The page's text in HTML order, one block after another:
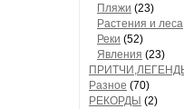
Пляжи (23)
Растения и леса
Реки (52)
Явления (23)
Разное (70)
РЕКОРДЫ (2)